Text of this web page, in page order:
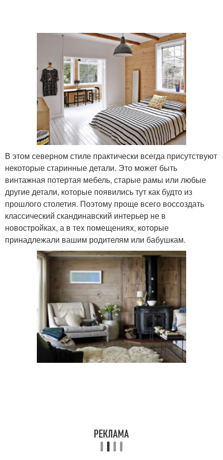
В этом северном стиле практически всегда присутствуют
некоторые старинные детали. Это может быть
винтажная потертая мебель, старые рамы или любые
другие детали, которые появились тут как будто из
прошлого столетия. Поэтому проще всего воссоздать
классический скандинавский интерьер не в
новостройках, а в тех помещениях, которые
принадлежали вашим родителям или бабушкам.